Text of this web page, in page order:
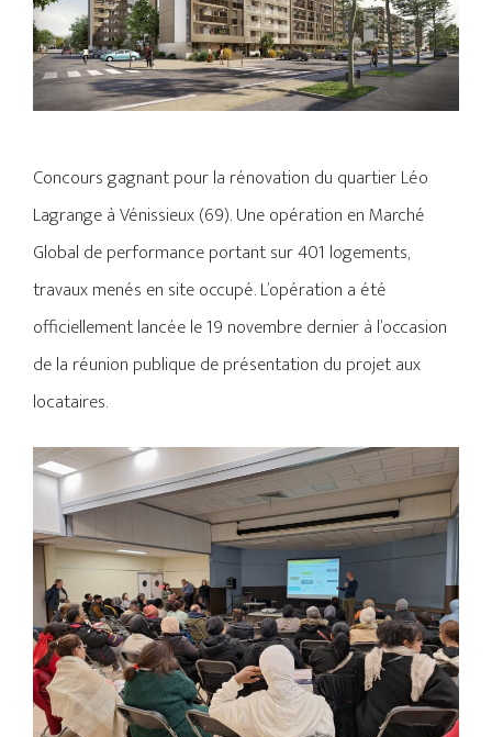
Concours gagnant pour la rénovation du quartier Léo
Lagrange à Vénissieux (69). Une opération en Marché
Global de performance portant sur 401 logements,
travaux menés en site occupé.L’opération a été
officiellement lancée le 19 novembre dernier à l’occasion
de la réunion publique de présentation du projet aux
locataires.